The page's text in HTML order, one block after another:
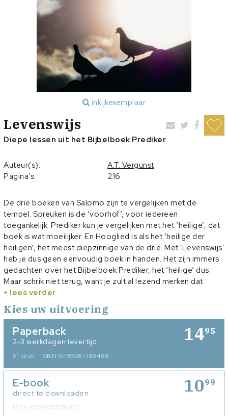
inkijkexemplaar
Levenswijs
Diepe lessen uit het Bijbelboek Prediker
Auteur(s):
A.T. Vergunst
Pagina's:
216
De drie boeken van Salomo zijn te vergelijken met de
tempel. Spreuken is de ‘voorhof’, voor iedereen
toegankelijk. Prediker kun je vergelijken met het ‘heilige’, dat
boek is wat moeilijker. En Hooglied is als het ‘heilige der
heiligen’, het meest diepzinnige van de drie. Met 'Levenswijs'
heb je dus geen eenvoudig boek in handen. Het zijn immers
gedachten over het Bijbelboek Prediker, het ‘heilige’ dus.
Maar schrik niet terug, want je zult al lezend merken dat
Salomo een man van de praktijk was. In het boek Prediker
vind je vier sleutelbegrippen. Het leven onder de zon,
ijdelheid, de grote gave van God of het genieten en het
vrezen van God. Deze begrippen vind je uitgewerkt in dit
boek, met een concrete toespitsing naar jouw leven van
vandaag. Opdat je levenswijs je weg mag gaan, wijs gemaakt
door het Woord.
+ lees verder
Kies uw uitvoering
1495
Paperback
2-3 werkdagen levertijd
6e druk ISBN 9789087189488
1099
E-book
direct te downloaden
ISBN 9789087189853